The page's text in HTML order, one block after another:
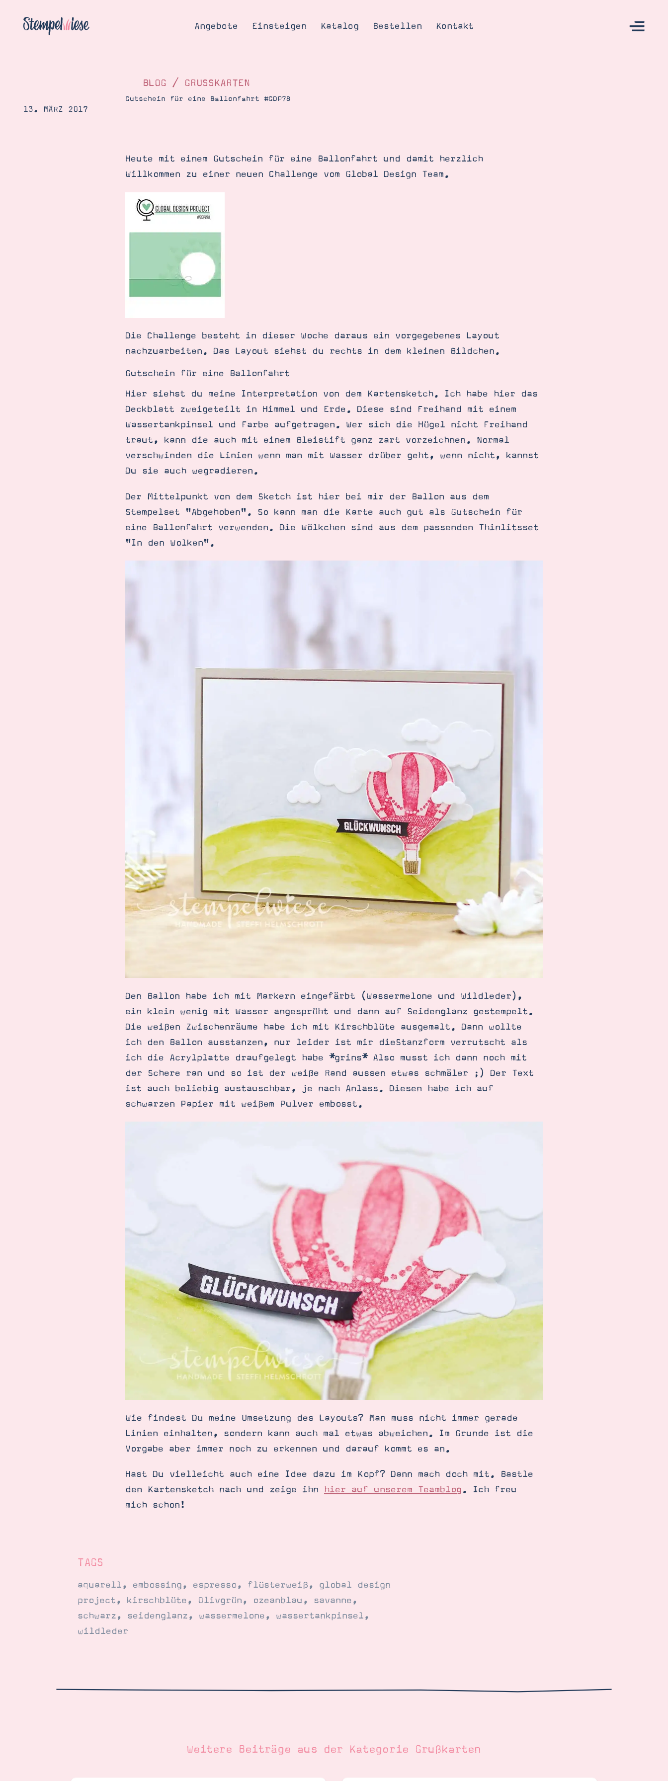
Angebote Einsteigen Katalog Bestellen Kontakt
Blog
Gutscheine
Produkte erklärt
Über Stampin’ Up!
Datenschutz
SUCHE
BLOG / GRUSSKARTEN
Gutschein für eine Ballonfahrt #GDP78
13. MÄRZ 2017
Heute mit einem Gutschein für eine Ballonfahrt und damit herzlich
Willkommen zu einer neuen Challenge vom Global Design Team.
Die Challenge besteht in dieser Woche daraus ein vorgegebenes Layout
nachzuarbeiten. Das Layout siehst du rechts in dem kleinen Bildchen.
Gutschein für eine Ballonfahrt
Hier siehst du meine Interpretation von dem Kartensketch. Ich habe hier das
Deckblatt zweigeteilt in Himmel und Erde. Diese sind Freihand mit einem
Wassertankpinsel und Farbe aufgetragen. Wer sich die Hügel nicht Freihand
traut, kann die auch mit einem Bleistift ganz zart vorzeichnen. Normal
verschwinden die Linien wenn man mit Wasser drüber geht, wenn nicht, kannst
Du sie auch wegradieren.
Der Mittelpunkt von dem Sketch ist hier bei mir der Ballon aus dem
Stempelset "Abgehoben". So kann man die Karte auch gut als Gutschein für
eine Ballonfahrt verwenden. Die Wölkchen sind aus dem passenden Thinlitsset
"In den Wolken".
Den Ballon habe ich mit Markern eingefärbt (Wassermelone und Wildleder),
ein klein wenig mit Wasser angesprüht und dann auf Seidenglanz gestempelt.
Die weißen Zwischenräume habe ich mit Kirschblüte ausgemalt. Dann wollte
ich den Ballon ausstanzen, nur leider ist mir dieStanzform verrutscht als
ich die Acrylplatte draufgelegt habe *grins* Also musst ich dann noch mit
der Schere ran und so ist der weiße Rand aussen etwas schmäler ;) Der Text
ist auch beliebig austauschbar, je nach Anlass. Diesen habe ich auf
schwarzen Papier mit weißem Pulver embosst.
Wie findest Du meine Umsetzung des Layouts? Man muss nicht immer gerade
Linien einhalten, sondern kann auch mal etwas abweichen. Im Grunde ist die
Vorgabe aber immer noch zu erkennen und darauf kommt es an.
Hast Du vielleicht auch eine Idee dazu im Kopf? Dann mach doch mit. Bastle
den Kartensketch nach und zeige ihn hier auf unserem Teamblog. Ich freu
mich schon!
TAGS
aquarell, embossing, espresso, flüsterweiß, global design
project, kirschblüte, Olivgrün, ozeanblau , savanne,
schwarz, seidenglanz, wassermelone, wassertankpinsel,
wildleder
Weitere Beiträge aus der Kategorie Grußkarten